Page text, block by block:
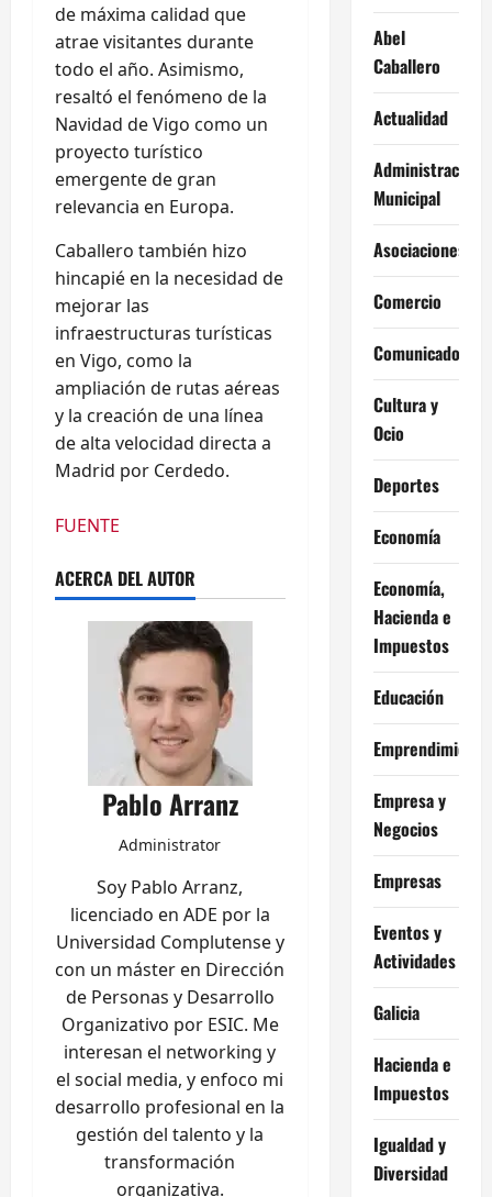
de máxima calidad que
atrae visitantes durante
todo el año. Asimismo,
resaltó el fenómeno de la
Navidad de Vigo como un
proyecto turístico
emergente de gran
relevancia en Europa.
Caballero también hizo
hincapié en la necesidad de
mejorar las
infraestructuras turísticas
en Vigo, como la
ampliación de rutas aéreas
y la creación de una línea
de alta velocidad directa a
Madrid por Cerdedo.
FUENTE
ACERCA DEL AUTOR
Pablo Arranz
Administrator
Soy Pablo Arranz,
licenciado en ADE por la
Universidad Complutense y
con un máster en Dirección
de Personas y Desarrollo
Organizativo por ESIC. Me
interesan el networking y
el social media, y enfoco mi
desarrollo profesional en la
gestión del talento y la
transformación
organizativa.
Abel
Caballero
Actualidad
Administración
Municipal
Asociaciones
Comercio
Comunicados
Cultura y
Ocio
Deportes
Economía
Economía,
Hacienda e
Impuestos
Educación
Emprendimiento
Empresa y
Negocios
Empresas
Eventos y
Actividades
Galicia
Hacienda e
Impuestos
Igualdad y
Diversidad